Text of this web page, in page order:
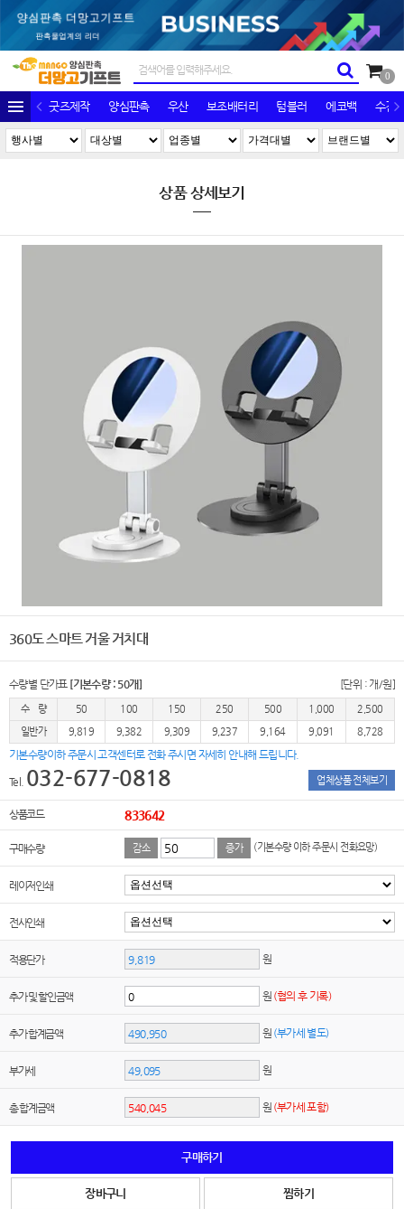
0
굿즈제작 양심판촉 우산 보조배터리 텀블러 에코백 수건/
상품 상세보기
360도 스마트 거울 거치대
수량별 단가표 [기본수량 : 50개] [단위 : 개/원]
수 량 50 100 150 250 500 1,000
2,500
일반가
9,819 9,382 9,309 9,237 9,164 9,091 8,728
기본수량이하 주문시 고객센터로 전화 주시면 자세히 안내해 드립니다.
Tel. 032-677-0818 업체상품 전체보기
상품코드 833642
구매수량 감소 증가 (기본수량 이하 주문시 전화요망)
레이저인쇄
전사인쇄
적용단가 원
추가 및 할인금액 원 (협의 후 기록)
추가 합계금액 원 (부가세 별도)
부가세 원
총 합계금액 원 (부가세 포함)
구매하기
장바구니 찜하기